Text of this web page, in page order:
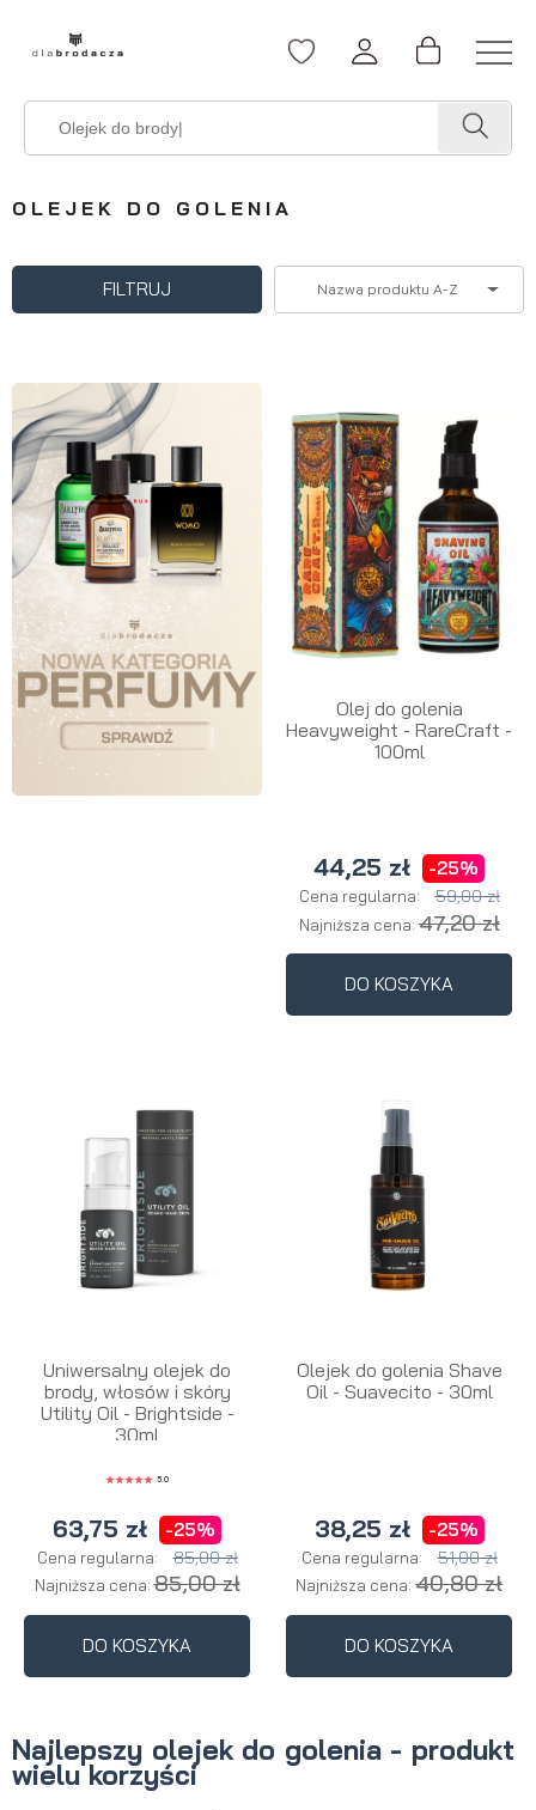
OLEJEK DO GOLENIA
FILTRUJ Nazwa produktu A-Z
Olej do golenia
Heavyweight - RareCraft -
100ml
44,25 zł -25%
Cena regularna: 59,00 zł
Najniższa cena:47,20 zł
DO KOSZYKA
Uniwersalny olejek do
brody, włosów i skóry
Utility Oil - Brightside -
30ml
5.0
63,75 zł -25%
Cena regularna: 85,00 zł
Najniższa cena:85,00 zł
DO KOSZYKA
Olejek do golenia Shave
Oil - Suavecito - 30ml
38,25 zł -25%
Cena regularna: 51,00 zł
Najniższa cena: 40,80 zł
DO KOSZYKA
Najlepszy olejek do golenia - produkt
wielu korzyści